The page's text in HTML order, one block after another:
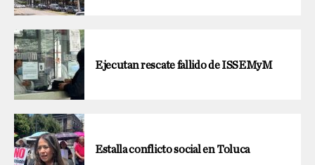
Ejecutan rescate fallido de ISSEMyM
Estalla conflicto social en Toluca